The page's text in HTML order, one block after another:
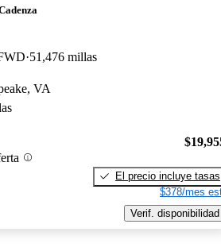
51,476 millas
VA
El precio incluye tasas
$378/mes
Verif. disponibilidad